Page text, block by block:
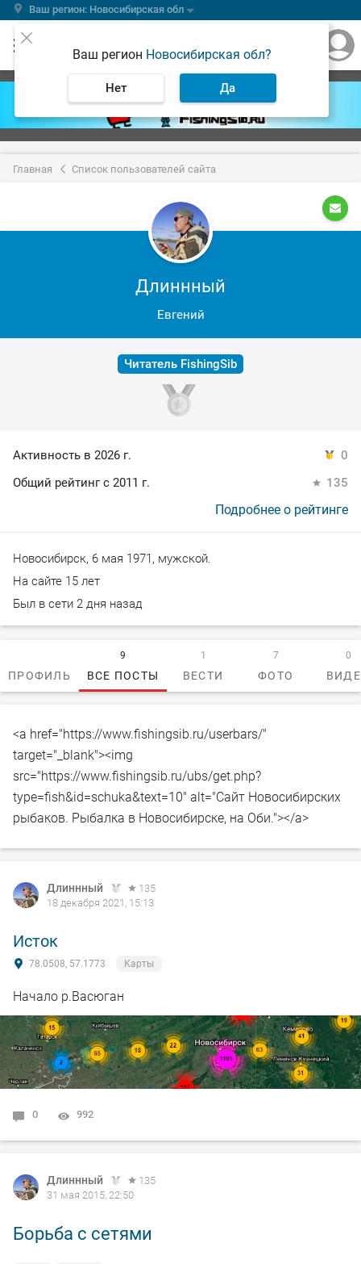
Ваш регион: Новосибирская обл
Ваш регион Новосибирская обл?
Нет Да
Главная Список пользователей сайта
Длиннный
Евгений
Читатель FishingSib
Активность в 2026 г.
0
Общий рейтинг с 2011 г.
135
Подробнее о рейтинге
Новосибирск, 6 мая 1971, мужской.
На сайте 15 лет
Был в сети 2 дня назад
ПРОФИЛЬ ВСЕ ПОСТЫ
9
ВЕСТИ
1
ФОТО
7 0
<a href="https://www.fishingsib.ru/userbars/"
target="_blank"><img
src="https://www.fishingsib.ru/ubs/get.php?
type=fish&id=schuka&text=10" alt="Сайт Новосибирских
рыбаков. Рыбалка в Новосибирске, на Оби."></a>
Длиннный
135
18 декабря 2021, 15:13
Исток
78.0508, 57.1773 Карты
Начало р.Васюган
0 992
Длиннный
135
31 мая 2015, 22:50
Борьба с сетями